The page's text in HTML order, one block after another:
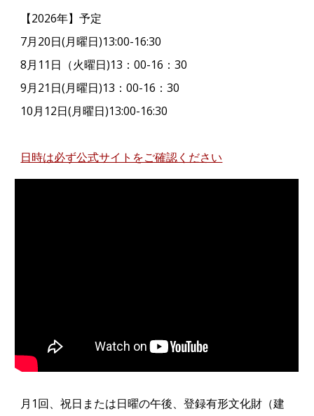
【2026年】予定
7月20日(月曜日)13:00-16:30
8月11日（火曜日)13：00-16：30
9月21日(月曜日)13：00-16：30
10月12日(月曜日)13:00-16:30
日時は必ず公式サイトをご確認ください
月1回、祝日または日曜の午後、登録有形文化財（建